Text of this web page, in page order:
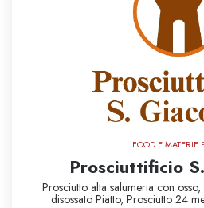
FOOD E MATERIE
Prosciuttificio
Prosciutto alta salumeria con osso,
disossato Piatto, Prosciutto 24